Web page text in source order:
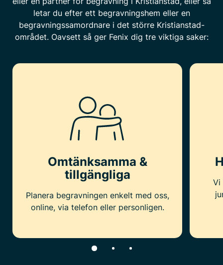
letar du efter ett begravningshem eller en
begravningssamordnare i det större Kristianstad-
området. Oavsett så ger Fenix dig tre viktiga saker:
Omtänksamma &
tillgängliga
Planera begravningen enkelt med oss,
online, via telefon eller personligen.
Vi